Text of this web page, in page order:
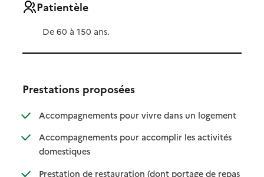
Patientèle
De 60 à 150 ans.
Prestations proposées
Accompagnements pour vivre dans un logement
:
: non
Accompagnements pour accomplir les activités
domestiques: disponible
: non disponible
Prestation de restauration (dont portage de repas